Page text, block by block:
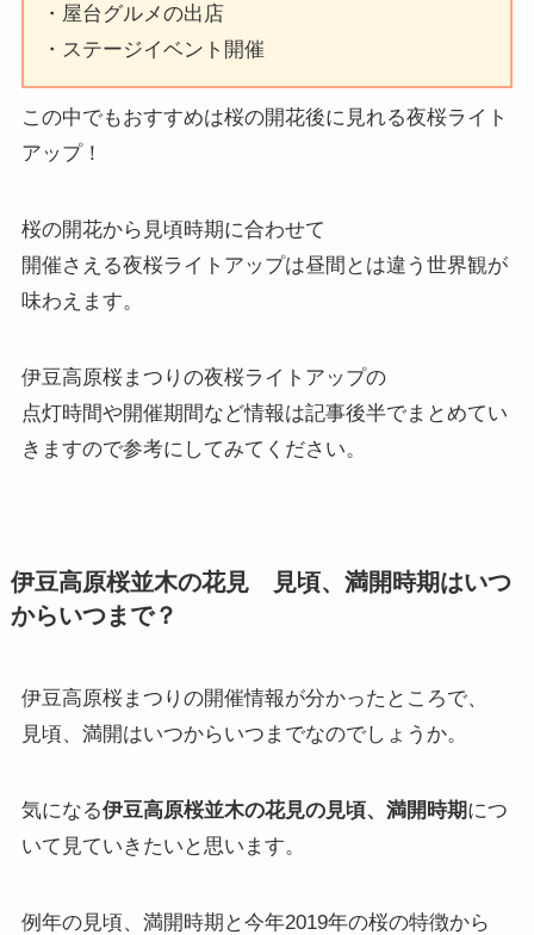
・屋台グルメの出店
・ステージイベント開催
この中でもおすすめは桜の開花後に見れる夜桜ライト
アップ！
桜の開花から見頃時期に合わせて
開催さえる夜桜ライトアップは昼間とは違う世界観が
味わえます。
伊豆高原桜まつりの夜桜ライトアップの
点灯時間や開催期間など情報は記事後半でまとめてい
きますので参考にしてみてください。
伊豆高原桜並木の花見 見頃、満開時期はいつ
からいつまで？
伊豆高原桜まつりの開催情報が分かったところで、
見頃、満開はいつからいつまでなのでしょうか。
気になる伊豆高原桜並木の花見の見頃、満開時期につ
いて見ていきたいと思います。
例年の見頃、満開時期と今年2019年の桜の特徴から